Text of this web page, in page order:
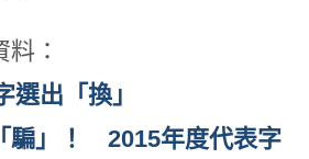
：
選出「換」
騙」！ 2015年度代表字